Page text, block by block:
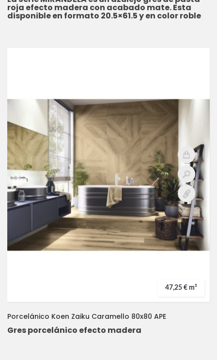
roja efecto madera con acabado mate. Esta
disponible en formato 20.5×61.5 y en color roble
47,25 € m²
Porcelánico Koen Zaiku Caramello 80x80 APE
Gres porcelánico efecto madera